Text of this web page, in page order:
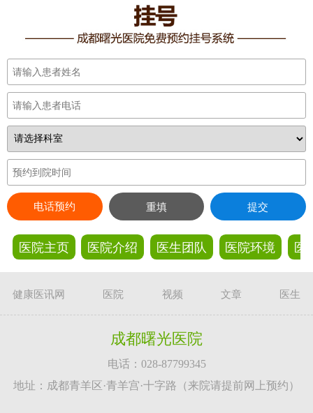
电话预约 重填 提交
医院主页 医院介绍 医生团队 医院环境 医
健康医讯网 医院 视频 文章 医生
成都曙光医院
电话：028-87799345
地址：成都青羊区·青羊宫·十字路（来院请提前网上预约）